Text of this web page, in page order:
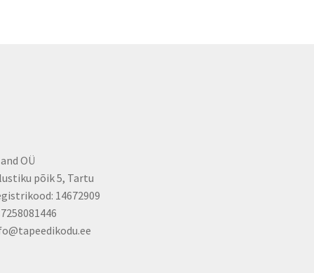
OÜ
põik 5, Tartu
14672909